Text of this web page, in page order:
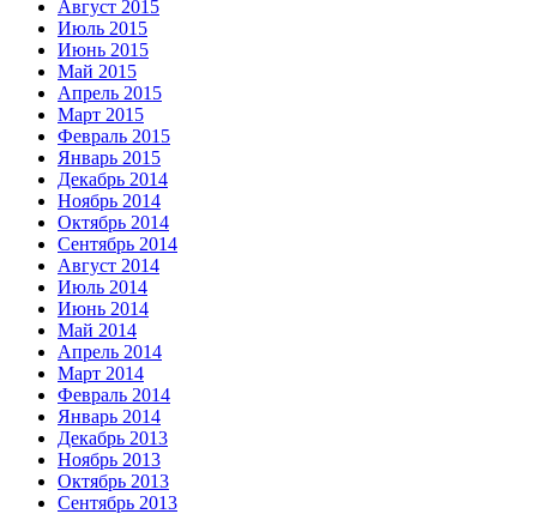
Август 2015
Июль 2015
Июнь 2015
Май 2015
Апрель 2015
Март 2015
Февраль 2015
Январь 2015
Декабрь 2014
Ноябрь 2014
Октябрь 2014
Сентябрь 2014
Август 2014
Июль 2014
Июнь 2014
Май 2014
Апрель 2014
Март 2014
Февраль 2014
Январь 2014
Декабрь 2013
Ноябрь 2013
Октябрь 2013
Сентябрь 2013